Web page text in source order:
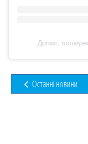
Допис,
Останні новини